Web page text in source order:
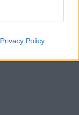
Privacy Policy